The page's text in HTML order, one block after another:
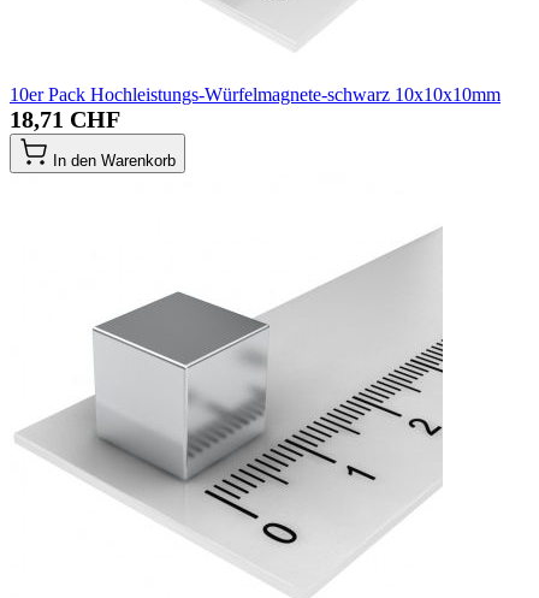
10er Pack Hochleistungs-Würfelmagnete-schwarz 10x10x10mm
18,71 CHF
In den Warenkorb